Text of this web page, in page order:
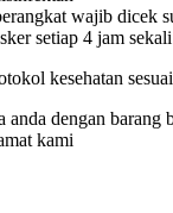
wajib dicek
setiap 4 jam
kesehatan
anda dengan
kami